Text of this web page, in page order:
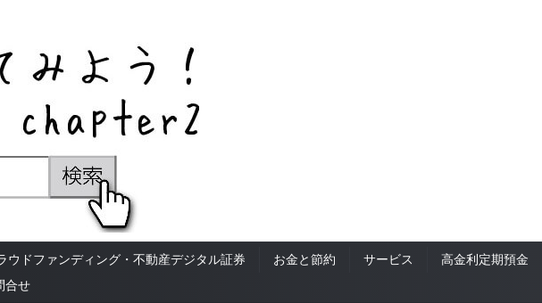
ウドファンディング・不動産デジタル証券 お金と節約 サービス 高金利定期預金
合せ